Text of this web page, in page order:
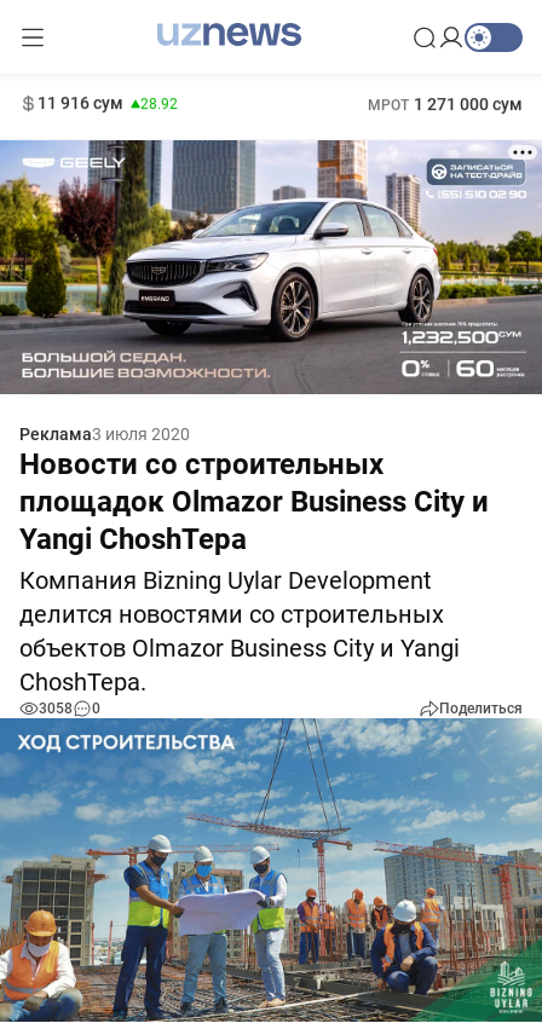
11 916 сум 28.92 МРОТ 1 271 000 сум
Реклама3 июля 2020
Новости со строительных
площадок Olmazor Business City и
Yangi ChoshTepa
Компания Bizning Uylar Development
делится новостями со строительных
объектов Olmazor Business City и Yangi
ChoshTepa.
3058 0 Поделиться